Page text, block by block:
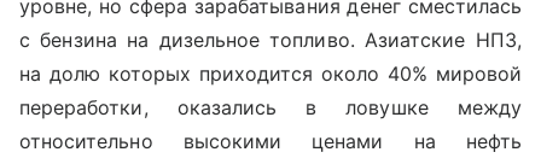
уровне, но сфера зарабатывания денег сместилась
с бензина на дизельное топливо. Азиатские НПЗ,
на долю которых приходится около 40% мировой
переработки, оказались в ловушке между
относительно высокими ценами на нефть